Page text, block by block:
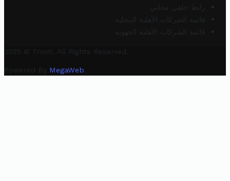
رابط خلفي مجاني
قائمة الشركات الأهلية المحلية
قائمة الشركات الأهلية الجهوية
2025 © Trovit. All Rights Reserved.
Powered By MegaWeb